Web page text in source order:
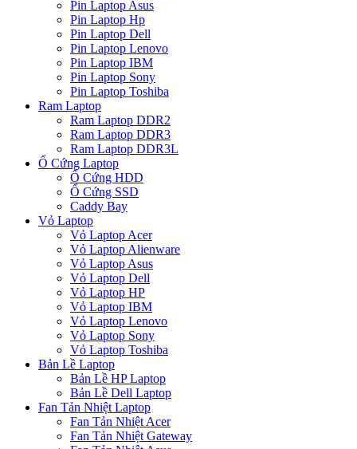
Pin Laptop Asus
Pin Laptop Hp
Pin Laptop Dell
Pin Laptop Lenovo
Pin Laptop IBM
Pin Laptop Sony
Pin Laptop Toshiba
Ram Laptop
Ram Laptop DDR2
Ram Laptop DDR3
Ram Laptop DDR3L
Ổ Cứng Laptop
Ổ Cứng HDD
Ổ Cứng SSD
Caddy Bay
Vỏ Laptop
Vỏ Laptop Acer
Vỏ Laptop Alienware
Vỏ Laptop Asus
Vỏ Laptop Dell
Vỏ Laptop HP
Vỏ Laptop IBM
Vỏ Laptop Lenovo
Vỏ Laptop Sony
Vỏ Laptop Toshiba
Bản Lề Laptop
Bản Lề HP Laptop
Bản Lề Dell Laptop
Fan Tản Nhiệt Laptop
Fan Tản Nhiệt Acer
Fan Tản Nhiệt Gateway